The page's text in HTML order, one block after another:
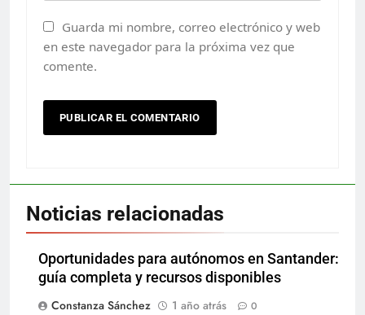
Guarda mi nombre, correo electrónico y web
en este navegador para la próxima vez que
comente.
Noticias relacionadas
Oportunidades para autónomos en Santander:
guía completa y recursos disponibles
Constanza Sánchez
1 año atrás 0